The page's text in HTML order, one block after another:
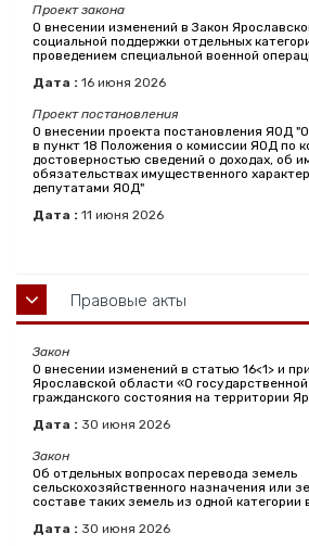
Проект закона
О внесении изменений в Закон
социальной поддержки отдельных
проведением специальной военной
Дата : 16 июня 2026
Проект постановления
О внесении проекта постановления ЯОД
в пункт 18 Положения о комиссии ЯОД по
достоверностью сведений о доходах, об
обязательствах имущественного
депутатами ЯОД"
Дата : 11 июня 2026
Правовые акты
Закон
О внесении изменений в статью 16<1> и
Ярославской области «О
гражданского состояния на территории
Дата : 30 июня 2026
Закон
Об отдельных вопросах перевода земель
сельскохозяйственного назначения или
составе таких земель из одной категории
Дата : 30 июня 2026